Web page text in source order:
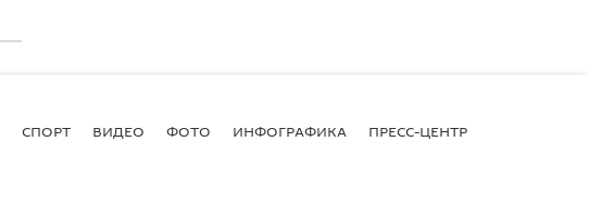
СПОРТ ВИДЕО ФОТО ИНФОГРАФИКА ПРЕСС-ЦЕНТР